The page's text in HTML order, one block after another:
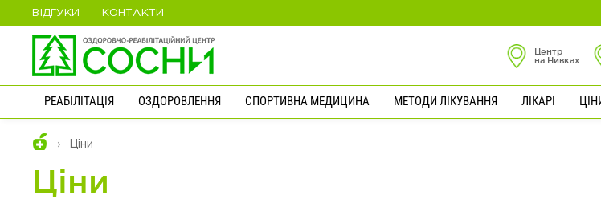
ВІДГУКИ КОНТАКТИ
Центр
на Нивках
РЕАБІЛІТАЦІЯ ОЗДОРОВЛЕННЯ СПОРТИВНА МЕДИЦИНА МЕТОДИ ЛІКУВАННЯ ЛІКАРІ
Ціни
Ціни